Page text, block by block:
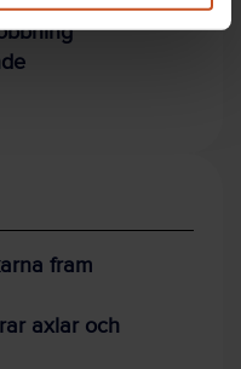
fram
axlar och